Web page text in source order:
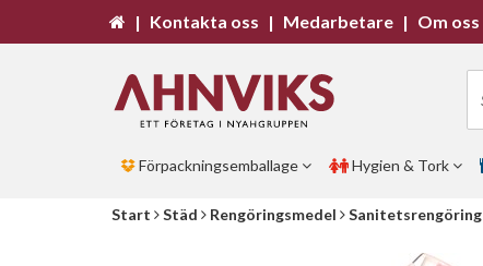
Start Städ Rengöringsmedel Sanitetsrengöring
| Kontakta oss | Medarbetare | Om oss
Förpackningsemballage Hygien & Tork